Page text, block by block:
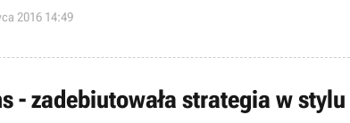
2016 14:49
- zadebiutowała strategia w